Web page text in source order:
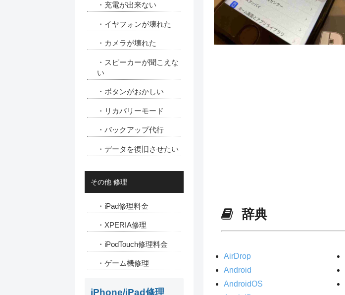
辞典
AirDrop
Android
AndroidOS
・充電が出来ない
・イヤフォンが壊れた
・カメラが壊れた
・スピーカーが聞こえな
い
・ボタンがおかしい
・リカバリーモード
・バックアップ代行
・データを復旧させたい
その他 修理
・iPad修理料金
・XPERIA修理
・iPodTouch修理料金
・ゲーム機修理
iPhone/iPad修理